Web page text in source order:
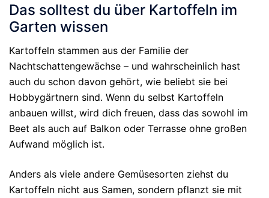
Das solltest du über Kartoffeln im
Garten wissen
Kartoffeln stammen aus der Familie der
Nachtschattengewächse – und wahrscheinlich hast
auch du schon davon gehört, wie beliebt sie bei
Hobbygärtnern sind. Wenn du selbst Kartoffeln
anbauen willst, wird dich freuen, dass das sowohl im
Beet als auch auf Balkon oder Terrasse ohne großen
Aufwand möglich ist.
Anders als viele andere Gemüsesorten ziehst du
Kartoffeln nicht aus Samen, sondern pflanzt sie mit